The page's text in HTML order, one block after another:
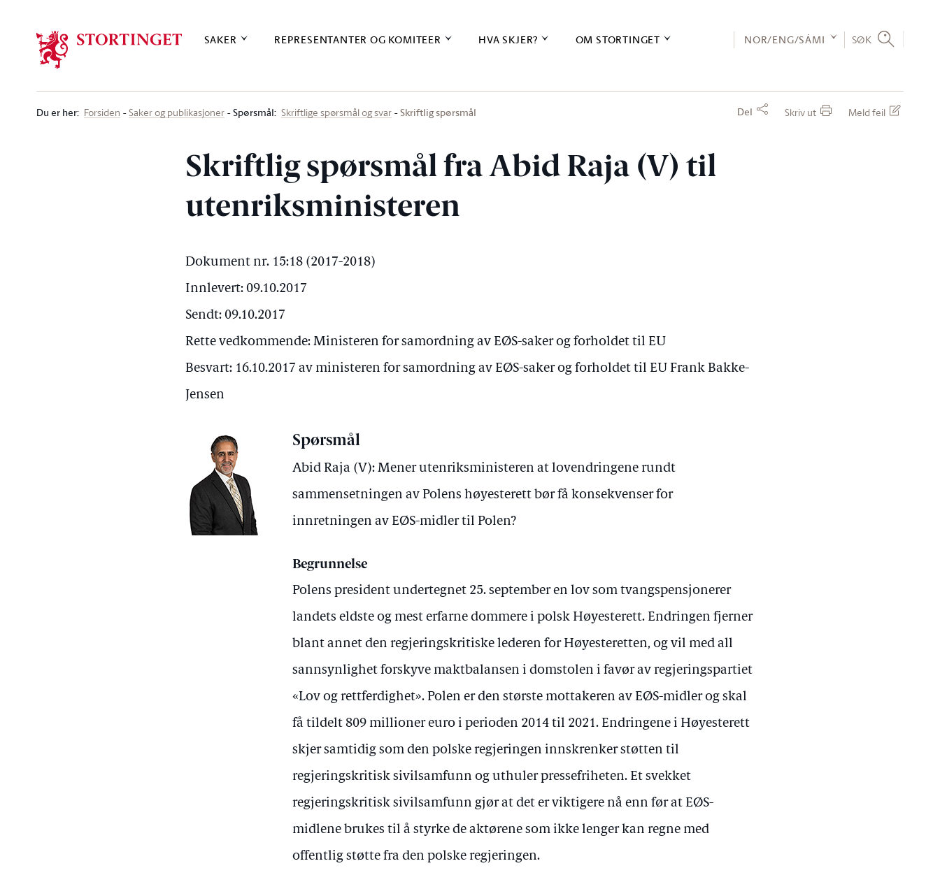
SAKER REPRESENTANTER OG KOMITEER HVA SKJER? OM STORTINGET NOR/ENG/SÁMI SØK
Du er her: Forsiden Saker og publikasjoner Spørsmål: Skriftlige spørsmål og svar Skriftlig spørsmål Del Skriv ut Meld feil
Skriftlig spørsmål fra Abid Raja (V) til
utenriksministeren
Dokument nr. 15:18 (2017-2018)
Innlevert: 09.10.2017
Sendt: 09.10.2017
Rette vedkommende: Ministeren for samordning av EØS-saker og forholdet til EU
Besvart: 16.10.2017 av ministeren for samordning av EØS-saker og forholdet til EU Frank Bakke-
Jensen
Spørsmål
Abid Raja (V): Mener utenriksministeren at lovendringene rundt
sammensetningen av Polens høyesterett bør få konsekvenser for
innretningen av EØS-midler til Polen?
Begrunnelse
Polens president undertegnet 25. september en lov som tvangspensjonerer
landets eldste og mest erfarne dommere i polsk Høyesterett. Endringen fjerner
blant annet den regjeringskritiske lederen for Høyesteretten, og vil med all
sannsynlighet forskyve maktbalansen i domstolen i favør av regjeringspartiet
«Lov og rettferdighet». Polen er den største mottakeren av EØS-midler og skal
få tildelt 809 millioner euro i perioden 2014 til 2021. Endringene i Høyesterett
skjer samtidig som den polske regjeringen innskrenker støtten til
regjeringskritisk sivilsamfunn og uthuler pressefriheten. Et svekket
regjeringskritisk sivilsamfunn gjør at det er viktigere nå enn før at EØS-
midlene brukes til å styrke de aktørene som ikke lenger kan regne med
offentlig støtte fra den polske regjeringen.